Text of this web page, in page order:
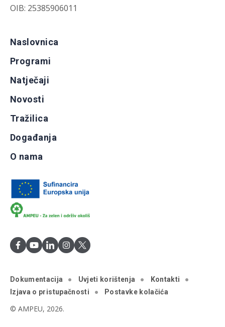
OIB: 25385906011
Naslovnica
Programi
Natječaji
Novosti
Tražilica
Događanja
O nama
Dokumentacija Uvjeti korištenja
Kontakti
Izjava o pristupačnosti
Postavke kolačića
© AMPEU, 2026.